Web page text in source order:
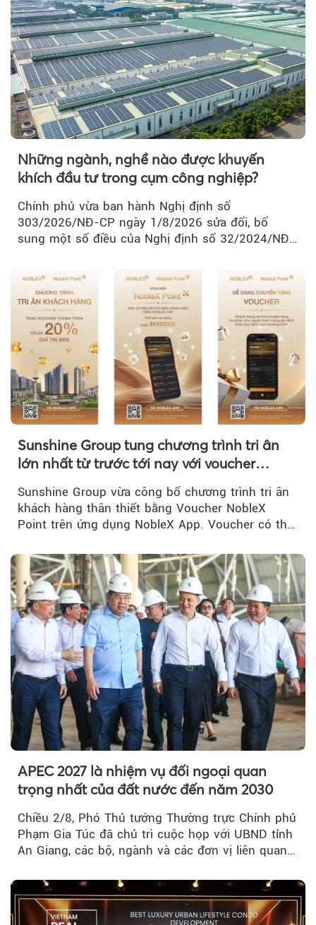
Những ngành, nghề nào được khuyến
khích đầu tư trong cụm công nghiệp?
Chính phủ vừa ban hành Nghị định số
303/2026/NĐ-CP ngày 1/8/2026 sửa đổi, bổ
sung một số điều của Nghị định số 32/2024/NĐ-
Sunshine Group tung chương trình tri ân
lớn nhất từ trước tới nay với voucher
NobleX Point cho khách hàng thân thiết
Sunshine Group vừa công bố chương trình tri ân
khách hàng thân thiết bằng Voucher NobleX
Point trên ứng dụng NobleX App. Voucher có thể
APEC 2027 là nhiệm vụ đối ngoại quan
trọng nhất của đất nước đến năm 2030
Chiều 2/8, Phó Thủ tướng Thường trực Chính phủ
Phạm Gia Túc đã chủ trì cuộc họp với UBND tỉnh
An Giang, các bộ, ngành và các đơn vị liên quan